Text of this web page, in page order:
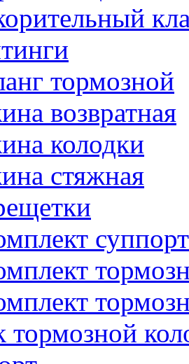
тормозной
возвратная
колодки
стяжная
тормозной